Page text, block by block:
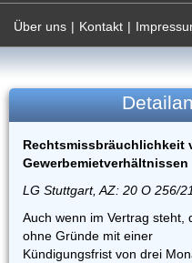
Über uns | Kontakt |
Rechtsmissbräuchlichkeit
Gewerbemietverhältnissen
LG Stuttgart, AZ: 20 O 256/
Auch wenn im Vertrag steht,
ohne Gründe mit einer
Kündigungsfrist von drei